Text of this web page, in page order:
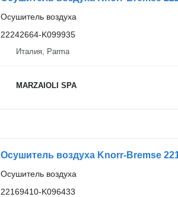
Осушитель воздуха
22242664-K099935
Италия, Parma
MARZAIOLI SPA
Осушитель воздуха Knorr-Bremse
Осушитель воздуха
22169410-K096433